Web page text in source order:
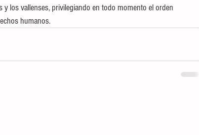
los vallenses, privilegiando en todo momento el orden
humanos.